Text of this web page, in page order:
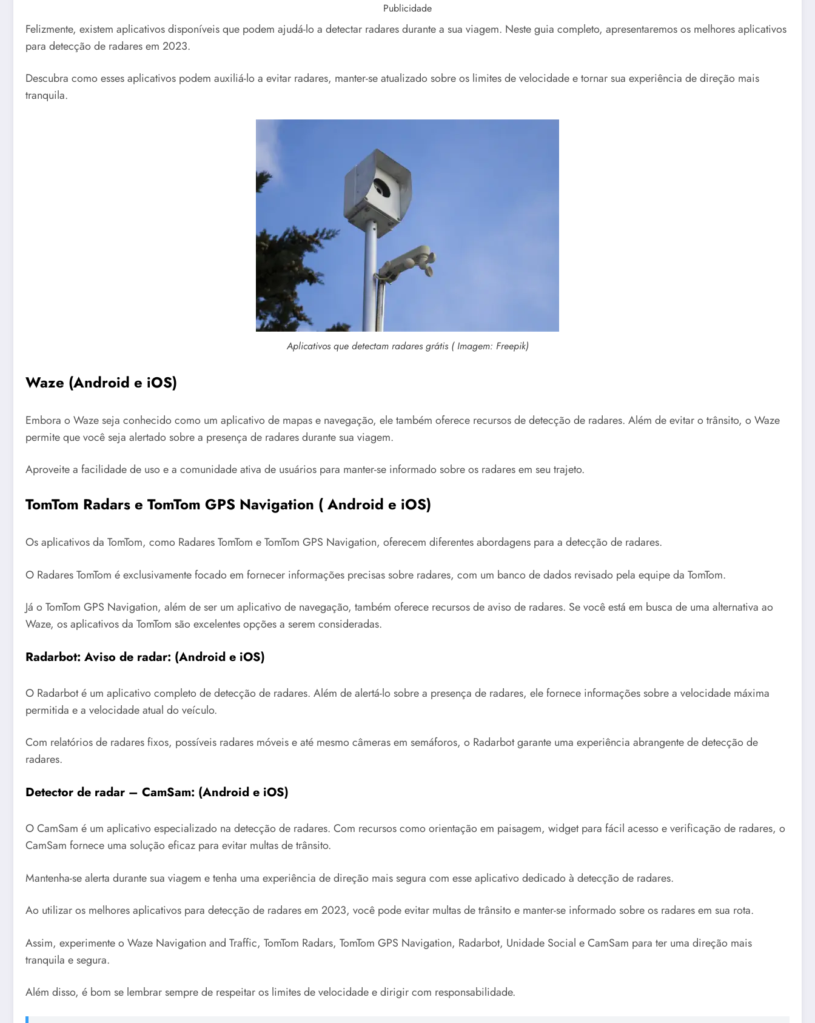
Publicidade
Felizmente, existem aplicativos disponíveis que podem ajudá-lo a detectar radares durante a sua viagem. Neste guia completo, apresentaremos os melhores aplicativos
para detecção de radares em 2023.
Descubra como esses aplicativos podem auxiliá-lo a evitar radares, manter-se atualizado sobre os limites de velocidade e tornar sua experiência de direção mais
tranquila.
Aplicativos que detectam radares grátis ( Imagem: Freepik)
Waze (Android e iOS)
Embora o Waze seja conhecido como um aplicativo de mapas e navegação, ele também oferece recursos de detecção de radares. Além de evitar o trânsito, o Waze
permite que você seja alertado sobre a presença de radares durante sua viagem.
Aproveite a facilidade de uso e a comunidade ativa de usuários para manter-se informado sobre os radares em seu trajeto.
TomTom Radars e TomTom GPS Navigation ( Android e iOS)
Os aplicativos da TomTom, como Radares TomTom e TomTom GPS Navigation, oferecem diferentes abordagens para a detecção de radares.
O Radares TomTom é exclusivamente focado em fornecer informações precisas sobre radares, com um banco de dados revisado pela equipe da TomTom.
Já o TomTom GPS Navigation, além de ser um aplicativo de navegação, também oferece recursos de aviso de radares. Se você está em busca de uma alternativa ao
Waze, os aplicativos da TomTom são excelentes opções a serem consideradas.
Radarbot: Aviso de radar: (Android e iOS)
O Radarbot é um aplicativo completo de detecção de radares. Além de alertá-lo sobre a presença de radares, ele fornece informações sobre a velocidade máxima
permitida e a velocidade atual do veículo.
Com relatórios de radares fixos, possíveis radares móveis e até mesmo câmeras em semáforos, o Radarbot garante uma experiência abrangente de detecção de
radares.
Detector de radar – CamSam: (Android e iOS)
O CamSam é um aplicativo especializado na detecção de radares. Com recursos como orientação em paisagem, widget para fácil acesso e verificação de radares, o
CamSam fornece uma solução eficaz para evitar multas de trânsito.
Mantenha-se alerta durante sua viagem e tenha uma experiência de direção mais segura com esse aplicativo dedicado à detecção de radares.
Ao utilizar os melhores aplicativos para detecção de radares em 2023, você pode evitar multas de trânsito e manter-se informado sobre os radares em sua rota.
Assim, experimente o Waze Navigation and Traffic, TomTom Radars, TomTom GPS Navigation, Radarbot, Unidade Social e CamSam para ter uma direção mais
tranquila e segura.
Além disso, é bom se lembrar sempre de respeitar os limites de velocidade e dirigir com responsabilidade.